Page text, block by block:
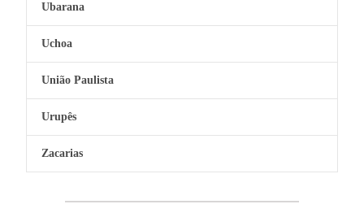
Ubarana
Uchoa
União Paulista
Urupês
Zacarias